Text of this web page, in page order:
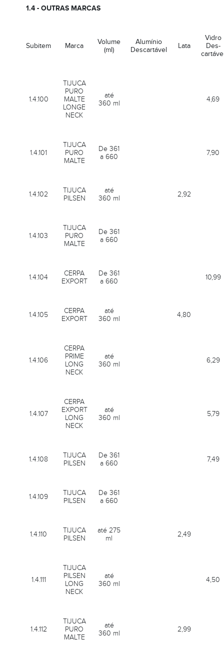
1.4 - OUTRAS MARCAS
Subitem Marca
Volume
(ml)
Alumínio
Descartável
Lata
Vidro
Des-
1.4.100
TIJUCA
PURO
MALTE
LONGE
NECK
até
360 ml
4,69
1.4.101
TIJUCA
PURO
MALTE
De 361
a 660
7,90
1.4.102
TIJUCA
PILSEN
até
360 ml
2,92
1.4.103
TIJUCA
PURO
MALTE
De 361
a 660
1.4.104
CERPA
EXPORT
De 361
a 660
10,99
1.4.105
CERPA
EXPORT
até
360 ml
4,80
1.4.106
CERPA
PRIME
LONG
NECK
até
360 ml
6,29
1.4.107
CERPA
EXPORT
LONG
NECK
até
360 ml
5,79
1.4.108
TIJUCA
PILSEN
De 361
a 660
7,49
1.4.109
TIJUCA
PILSEN
De 361
a 660
1.4.110
TIJUCA
PILSEN
até 275
ml
2,49
1.4.111
TIJUCA
PILSEN
LONG
NECK
até
360 ml
4,50
1.4.112
TIJUCA
PURO
MALTE
até
360 ml
2,99